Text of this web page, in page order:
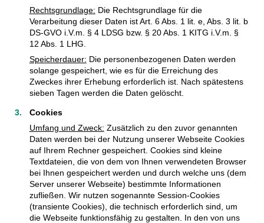
Rechtsgrundlage: Die Rechtsgrundlage für die
Verarbeitung dieser Daten ist Art. 6 Abs. 1 lit. e, Abs. 3 lit. b
DS-GVO i.V.m. § 4 LDSG bzw. § 20 Abs. 1 KITG i.V.m. §
12 Abs. 1 LHG.
Speicherdauer: Die personenbezogenen Daten werden
solange gespeichert, wie es für die Erreichung des
Zweckes ihrer Erhebung erforderlich ist. Nach spätestens
sieben Tagen werden die Daten gelöscht.
Cookies
Umfang und Zweck: Zusätzlich zu den zuvor genannten
Daten werden bei der Nutzung unserer Webseite Cookies
auf Ihrem Rechner gespeichert. Cookies sind kleine
Textdateien, die von dem von Ihnen verwendeten Browser
bei Ihnen gespeichert werden und durch welche uns (dem
Server unserer Webseite) bestimmte Informationen
zufließen. Wir nutzen sogenannte Session-Cookies
(transiente Cookies), die technisch erforderlich sind, um
die Webseite funktionsfähig zu gestalten. In den von uns